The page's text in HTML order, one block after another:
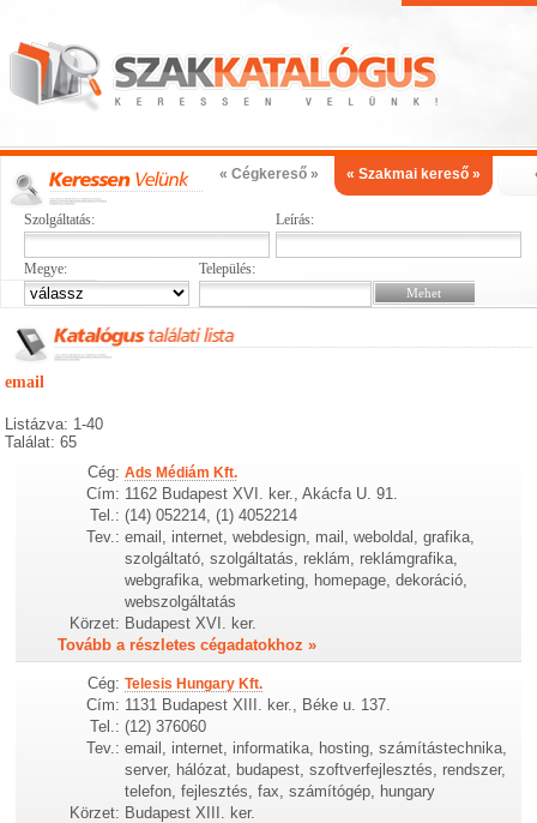
« Cégkereső » « Szakmai kereső »
Szolgáltatás: Leírás:
Megye: Település:
email
Listázva: 1-40
Találat: 65
Cég: Ads Médiám Kft.
Cím: 1162 Budapest XVI. ker., Akácfa U. 91.
Tel.: (14) 052214, (1) 4052214
Tev.: email, internet, webdesign, mail, weboldal, grafika,
szolgáltató, szolgáltatás, reklám, reklámgrafika,
webgrafika, webmarketing, homepage, dekoráció,
webszolgáltatás
Körzet: Budapest XVI. ker.
Tovább a részletes cégadatokhoz »
Cég: Telesis Hungary Kft.
Cím: 1131 Budapest XIII. ker., Béke u. 137.
Tel.: (12) 376060
Tev.: email, internet, informatika, hosting, számítástechnika,
server, hálózat, budapest, szoftverfejlesztés, rendszer,
telefon, fejlesztés, fax, számítógép, hungary
Körzet: Budapest XIII. ker.